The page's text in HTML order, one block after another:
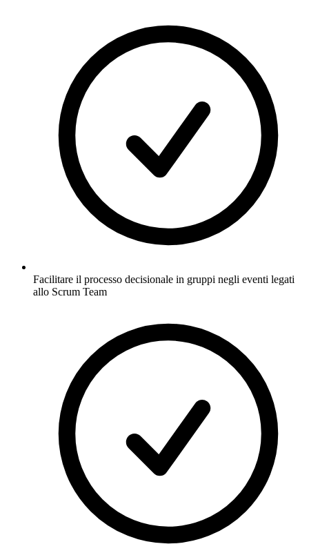
Facilitare il processo decisionale in gruppi negli eventi legati
allo Scrum Team